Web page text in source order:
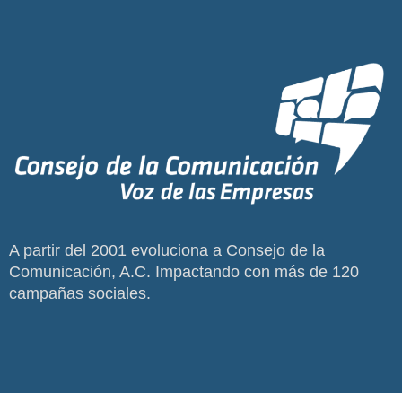
A partir del 2001 evoluciona a Consejo de la
Comunicación, A.C. Impactando con más de 120
campañas sociales.